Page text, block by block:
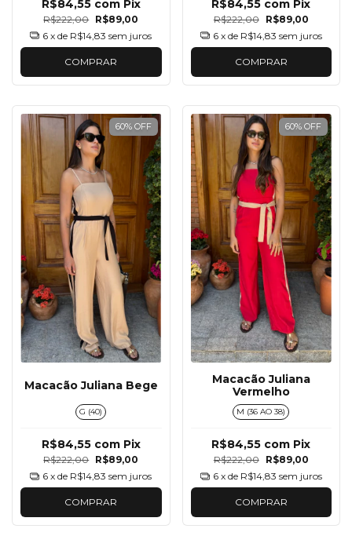
R$222,00 R$89,00
R$84,55 com Pix
6 x de R$14,83 sem juros
COMPRAR
R$222,00 R$89,00
R$84,55 com Pix
6 x de R$14,83 sem juros
COMPRAR
60% OFF
Macacão Juliana Bege
G (40)
R$222,00 R$89,00
R$84,55 com Pix
6 x de R$14,83 sem juros
COMPRAR
60% OFF
Macacão Juliana
Vermelho
M (36 AO 38)
R$222,00 R$89,00
R$84,55 com Pix
6 x de R$14,83 sem juros
COMPRAR